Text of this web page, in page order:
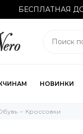
БЕСПЛАТНАЯ
НОВИНКИ
Кроссовки